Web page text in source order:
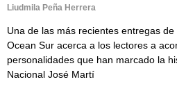
Liudmila Peña Herrera
Una de las más recientes entregas
Ocean Sur acerca a los lectores a
personalidades que han marcado la
Nacional José Martí